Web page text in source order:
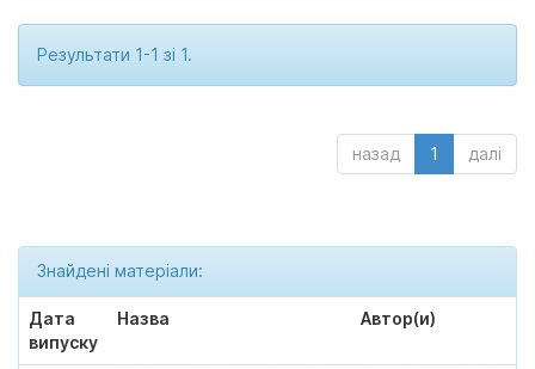
Результати 1-1 зі 1.
назад 1 далі
Знайдені матеріали:
Дата
випуску
Назва Автор(и)